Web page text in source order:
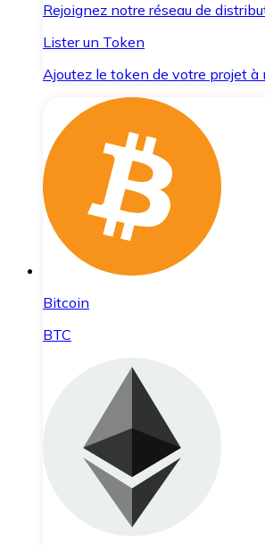
Rejoignez notre réseau de
Lister un Token
Ajoutez le token de votre projet
Bitcoin
BTC